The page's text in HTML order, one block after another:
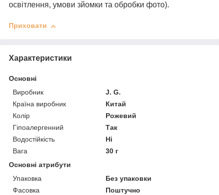
освітлення, умови зйомки та обробки фото).
Приховати
Характеристики
Основні
Виробник
J. G.
Країна виробник
Китай
Колір
Рожевий
Гіпоалергенний
Так
Водостійкість
Ні
Вага
30 г
Основні атрибути
Упаковка
Без упаковки
Фасовка
Поштучно